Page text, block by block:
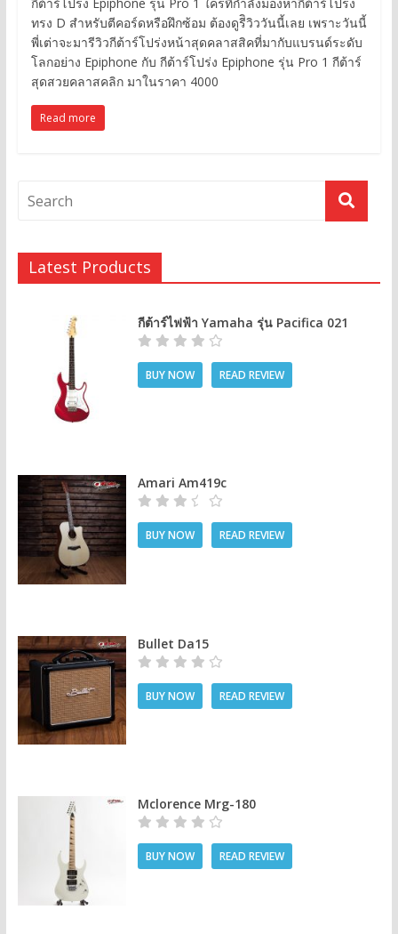
ทรง D สำหรับตีคอร์ดหรือฝึกซ้อม ต้องดูรีิวิววันนี้เลย เพราะวันนี้
พี่เต่าจะมารีวิวกีต้าร์โปร่งหน้าสุดคลาสสิคที่มากับแบรนด์ระดับ
โลกอย่าง Epiphone กับ กีต้าร์โปร่ง Epiphone รุ่น Pro 1 กีต้าร์
สุดสวยคลาสคลิก มาในราคา 4000
Read more
Latest Products
กีต้าร์ไฟฟ้า Yamaha รุ่น Pacifica 021
BUY NOW READ REVIEW
Amari Am419c
BUY NOW READ REVIEW
Bullet Da15
BUY NOW READ REVIEW
Mclorence Mrg-180
BUY NOW READ REVIEW